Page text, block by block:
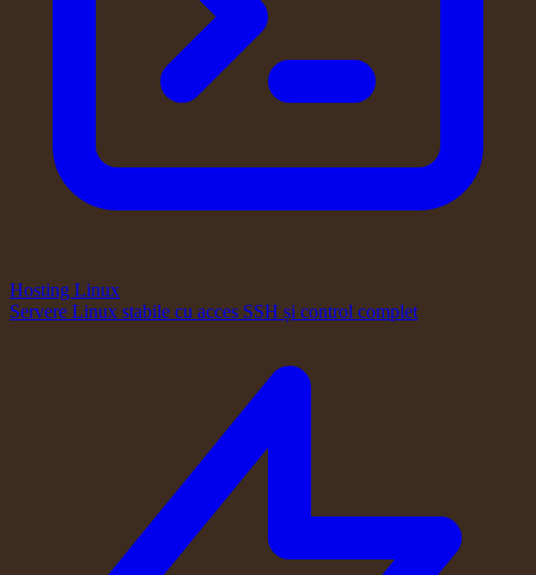
Hosting Linux
Servere Linux stabile cu acces SSH și control complet